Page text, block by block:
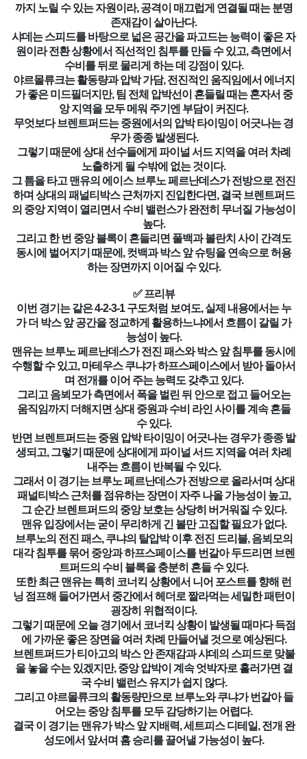
까지 노릴 수 있는 자원이라, 공격이 매끄럽게 연결될 때는 분명
존재감이 살아난다.
샤데는 스피드를 바탕으로 넓은 공간을 파고드는 능력이 좋은 자
원이라 전환 상황에서 직선적인 침투를 만들 수 있고, 측면에서
수비를 뒤로 물리게 하는 데 강점이 있다.
야르몰류크는 활동량과 압박 가담, 전진적인 움직임에서 에너지
가 좋은 미드필더지만, 팀 전체 압박선이 흔들릴 때는 혼자서 중
앙 지역을 모두 메워 주기엔 부담이 커진다.
무엇보다 브렌트퍼드는 중원에서의 압박 타이밍이 어긋나는 경
우가 종종 발생된다.
그렇기 때문에 상대 선수들에게 파이널 서드 지역을 여러 차례
노출하게 될 수밖에 없는 것이다.
그 틈을 타고 맨유의 에이스 브루노 페르난데스가 전방으로 전진
하며 상대의 패널티박스 근처까지 진입한다면, 결국 브렌트퍼드
의 중앙 지역이 열리면서 수비 밸런스가 완전히 무너질 가능성이
높다.
그리고 한 번 중앙 블록이 흔들리면 풀백과 볼란치 사이 간격도
동시에 벌어지기 때문에, 컷백과 박스 앞 슈팅을 연속으로 허용
하는 장면까지 이어질 수 있다.
✅ 프리뷰
이번 경기는 같은 4-2-3-1 구도처럼 보여도, 실제 내용에서는 누
가 더 박스 앞 공간을 정교하게 활용하느냐에서 흐름이 갈릴 가
능성이 높다.
맨유는 브루노 페르난데스가 전진 패스와 박스 앞 침투를 동시에
수행할 수 있고, 마테우스 쿠냐가 하프스페이스에서 받아 돌아서
며 전개를 이어 주는 능력도 갖추고 있다.
그리고 음뵈모가 측면에서 폭을 벌린 뒤 안으로 접고 들어오는
움직임까지 더해지면 상대 중원과 수비 라인 사이를 계속 흔들
수 있다.
반면 브렌트퍼드는 중원 압박 타이밍이 어긋나는 경우가 종종 발
생되고, 그렇기 때문에 상대에게 파이널 서드 지역을 여러 차례
내주는 흐름이 반복될 수 있다.
그래서 이 경기는 브루노 페르난데스가 전방으로 올라서며 상대
패널티박스 근처를 점유하는 장면이 자주 나올 가능성이 높고,
그 순간 브렌트퍼드의 중앙 보호는 상당히 버거워질 수 있다.
맨유 입장에서는 굳이 무리하게 긴 볼만 고집할 필요가 없다.
브루노의 전진 패스, 쿠냐의 탈압박 이후 전진 드리블, 음뵈모의
대각 침투를 묶어 중앙과 하프스페이스를 번갈아 두드리면 브렌
트퍼드의 수비 블록을 충분히 흔들 수 있다.
또한 최근 맨유는 특히 코너킥 상황에서 니어 포스트를 향해 런
닝 점프해 들어가면서 중간에서 헤더로 짤라먹는 세밀한 패턴이
굉장히 위협적이다.
그렇기 때문에 오늘 경기에서 코너킥 상황이 발생될 때마다 득점
에 가까운 좋은 장면을 여러 차례 만들어낼 것으로 예상된다.
브렌트퍼드가 티아고의 박스 안 존재감과 샤데의 스피드로 맞불
을 놓을 수는 있겠지만, 중앙 압박이 계속 엇박자로 흘러가면 결
국 수비 밸런스 유지가 쉽지 않다.
그리고 야르몰류크의 활동량만으로 브루노와 쿠냐가 번갈아 들
어오는 중앙 침투를 모두 감당하기는 어렵다.
결국 이 경기는 맨유가 박스 앞 지배력, 세트피스 디테일, 전개 완
성도에서 앞서며 홈 승리를 끌어낼 가능성이 높다.